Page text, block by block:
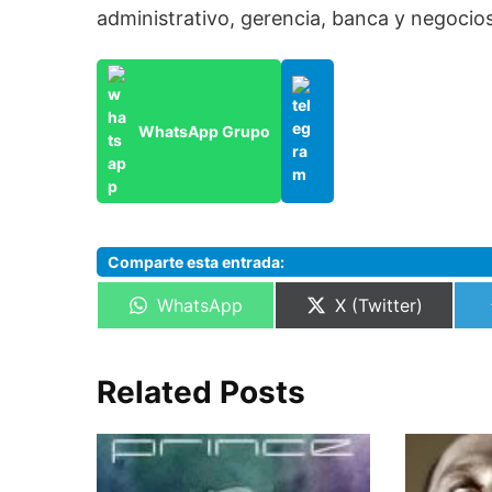
administrativo, gerencia, banca y
WhatsApp Grupo
Comparte esta entrada:
Compartir
WhatsApp
Compartir
X (Twitter)
Related Posts